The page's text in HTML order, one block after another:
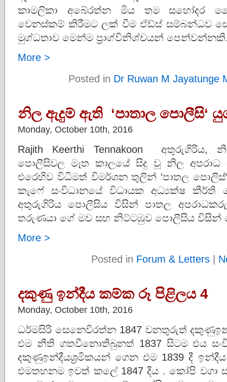
කාමලිකා අබේරත්න මිය තම සහෝදර
වෙනස්කම් කිරීමට ලක් වීම ඒඩ්ස් සම්බන්ධව
මුග්ධතාව මෙන්ම ප්‍රාග්විනිශ්චයන්
More >
Posted in Dr Ruwan M Jayatunge
නිල ඇදුම් ඇති ‘පාතාල පොලීසි‘
Monday, October 10th, 2016
Rajith Keerthi Tennakoon අතුරුගිරිය,
පොලීසිවල මෑත කාලයේ සිදු වූ නිල අපරාධ
එරෙහිව විධිමත් විමර්ශන තුලින් ‘පාතල
කැෆේ සංවිධානයේ විධායක අධ්‍යක්ෂ
අතුරුගිරිය පොලීසිය විසින් පාතල
තරුණයා ගේ මව සහ නිට්ටඹුව පොලීසිය විසින්
More >
Posted in Forum & Letters|
දකුණු ඉන්දීය කම්ක රූ පිළිලය 4
Monday, October 10th, 2016
ධර්මසිරි සෙනෙවිරත්න 1847 වනතුරුත්
එම නීති ගතවීනොතිබුනත් 1837 සිටම එය
දකුණුඉන්දීයශ්‍රමිකයන් ගෙන එම 1839 දී
එමතහනම ඉවත් කලේ 1847 දීය . කෝපි වගා